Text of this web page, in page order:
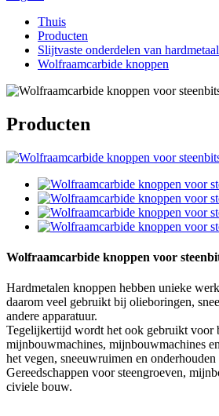
Thuis
Producten
Slijtvaste onderdelen van hardmetaal
Wolfraamcarbide knoppen
Producten
Wolfraamcarbide knoppen voor
Hardmetalen knoppen hebben unieke
daarom veel gebruikt bij olieboringen,
andere apparatuur.
Tegelijkertijd wordt het ook gebruikt voor
mijnbouwmachines, mijnbouwmachines
het vegen, sneeuwruimen en
Gereedschappen voor steengroeven,
civiele bouw.